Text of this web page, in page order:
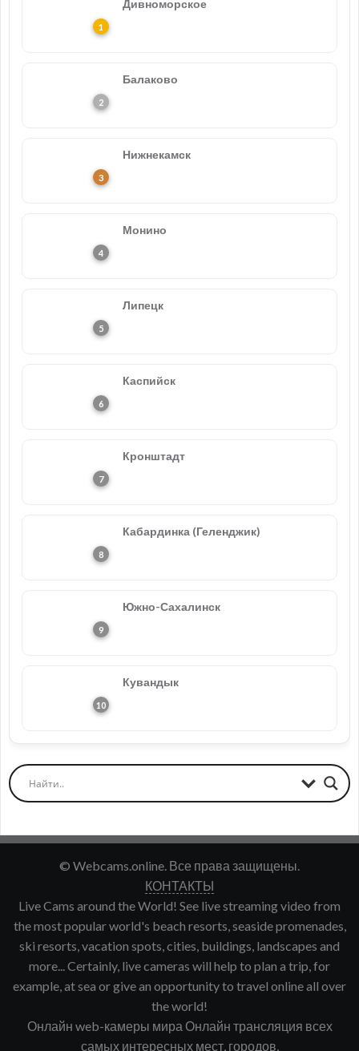
Дивноморское
Балаково
Нижнекамск
Монино
Липецк
Каспийск
Кронштадт
Кабардинка (Геленджик)
Южно-Сахалинск
Кувандык
© Webcams.online. Все права защищены.
КОНТАКТЫ
Live Cams around the World! See live streaming video from
the most popular world's beach resorts, seaside promenades,
ski resorts, vacation spots, cities, buildings, landscapes and
more... Certainly, live cameras will help to plan a trip, for
example, at sea or give an opportunity to travel online all over
the world!
Онлайн web-камеры мира Онлайн трансляция всех
самых интересных мест, городов,